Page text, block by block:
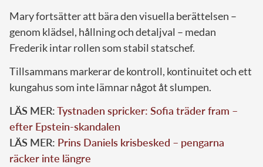
Mary fortsätter att bära den visuella berättelsen –
genom klädsel, hållning och detaljval – medan
Frederik intar rollen som stabil statschef.
Tillsammans markerar de kontroll, kontinuitet och ett
kungahus som inte lämnar något åt slumpen.
LÄS MER:Tystnaden spricker: Sofia träder fram –
efter Epstein-skandalen
LÄS MER: Prins Daniels krisbesked – pengarna
räcker inte längre